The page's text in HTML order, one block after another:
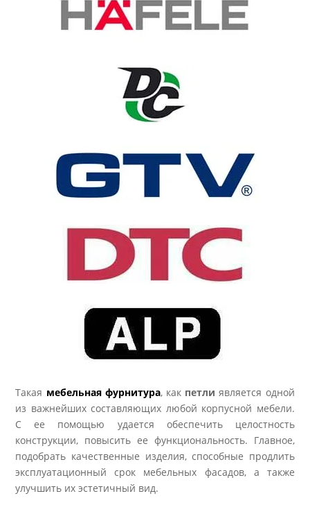
Такая мебельная фурнитура, как петли является одной
из важнейших составляющих любой корпусной мебели.
С ее помощью удается обеспечить целостность
конструкции, повысить ее функциональность. Главное,
подобрать качественные изделия, способные продлить
эксплуатационный срок мебельных фасадов, а также
улучшить их эстетичный вид.